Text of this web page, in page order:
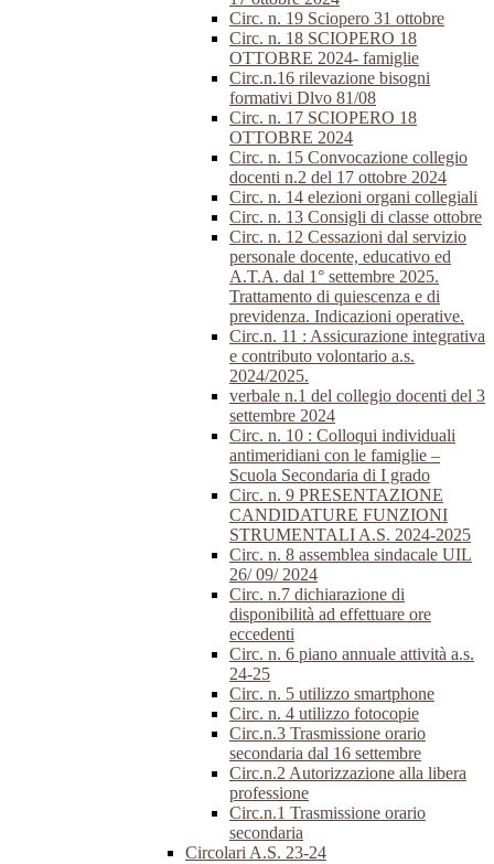
Circ. n. 19 Sciopero 31 ottobre
Circ. n. 18 SCIOPERO 18
OTTOBRE 2024- famiglie
Circ.n.16 rilevazione bisogni
formativi Dlvo 81/08
Circ. n. 17 SCIOPERO 18
OTTOBRE 2024
Circ. n. 15 Convocazione collegio
docenti n.2 del 17 ottobre 2024
Circ. n. 14 elezioni organi collegiali
Circ. n. 13 Consigli di classe ottobre
Circ. n. 12 Cessazioni dal servizio
personale docente, educativo ed
A.T.A. dal 1° settembre 2025.
Trattamento di quiescenza e di
previdenza. Indicazioni operative.
Circ.n. 11 : Assicurazione integrativa
e contributo volontario a.s.
2024/2025.
verbale n.1 del collegio docenti del 3
settembre 2024
Circ. n. 10 : Colloqui individuali
antimeridiani con le famiglie –
Scuola Secondaria di I grado
Circ. n. 9 PRESENTAZIONE
CANDIDATURE FUNZIONI
STRUMENTALI A.S. 2024-2025
Circ. n. 8 assemblea sindacale UIL
26/ 09/ 2024
Circ. n.7 dichiarazione di
disponibilità ad effettuare ore
eccedenti
Circ. n. 6 piano annuale attività a.s.
24-25
Circ. n. 5 utilizzo smartphone
Circ. n. 4 utilizzo fotocopie
Circ.n.3 Trasmissione orario
secondaria dal 16 settembre
Circ.n.2 Autorizzazione alla libera
professione
Circ.n.1 Trasmissione orario
secondaria
Circolari A.S. 23-24